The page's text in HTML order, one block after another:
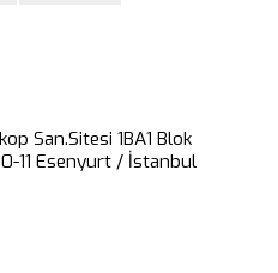
San.Sitesi 1BA1 Blok
11 Esenyurt / İstanbul